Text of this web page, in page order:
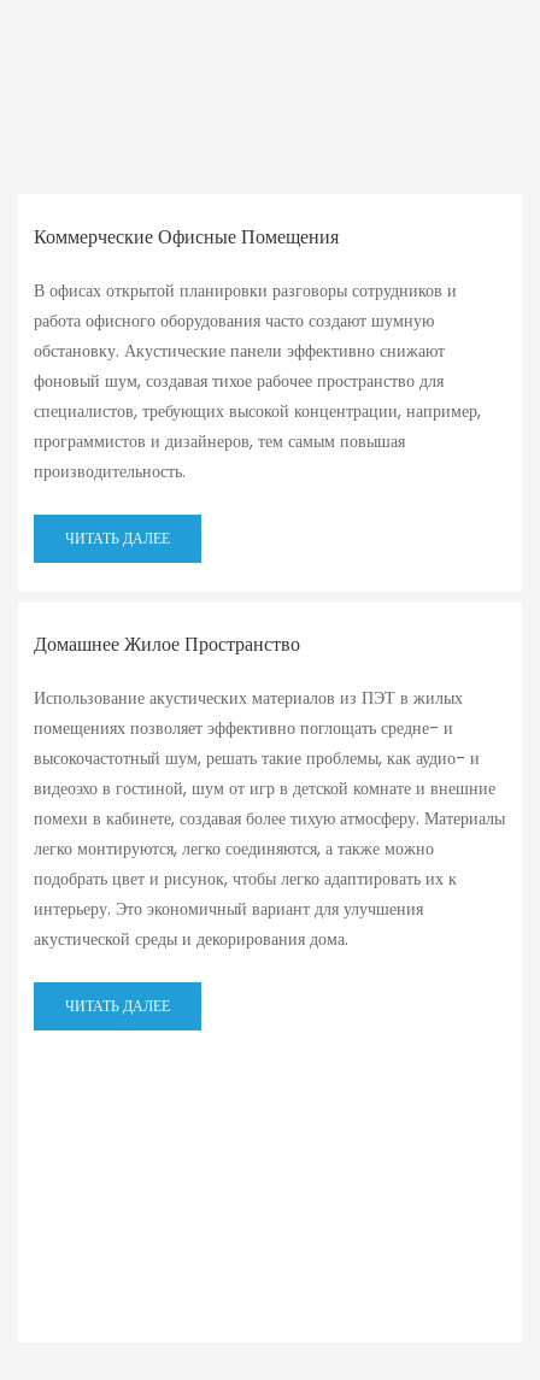
Коммерческие Офисные Помещения
В офисах открытой планировки разговоры сотрудников и
работа офисного оборудования часто создают шумную
обстановку. Акустические панели эффективно снижают
фоновый шум, создавая тихое рабочее пространство для
специалистов, требующих высокой концентрации, например,
программистов и дизайнеров, тем самым повышая
производительность.
ЧИТАТЬ ДАЛЕЕ
Домашнее Жилое Пространство
Использование акустических материалов из ПЭТ в жилых
помещениях позволяет эффективно поглощать средне- и
высокочастотный шум, решать такие проблемы, как аудио- и
видеоэхо в гостиной, шум от игр в детской комнате и внешние
помехи в кабинете, создавая более тихую атмосферу. Материалы
легко монтируются, легко соединяются, а также можно
подобрать цвет и рисунок, чтобы легко адаптировать их к
интерьеру. Это экономичный вариант для улучшения
акустической среды и декорирования дома.
ЧИТАТЬ ДАЛЕЕ